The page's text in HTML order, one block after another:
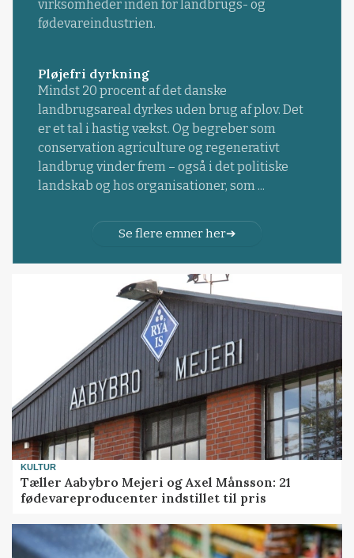
virksomheder inden for landbrugs- og
fødevareindustrien.
Pløjefri dyrkning
Mindst 20 procent af det danske
landbrugsareal dyrkes uden brug af plov. Det
er et tal i hastig vækst. Og begreber som
conservation agriculture og regenerativt
landbrug vinder frem – også i det politiske
landskab og hos organisationer, som ...
Se flere emner her
KULTUR
Tæller Aabybro Mejeri og Axel Månsson: 21
fødevareproducenter indstillet til pris